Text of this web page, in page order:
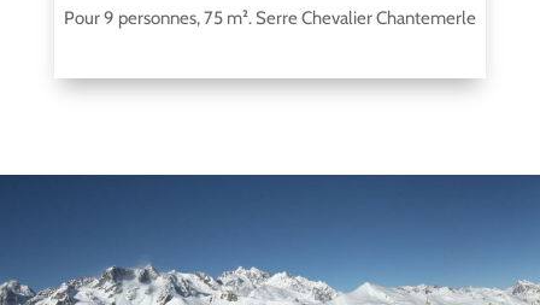
Pour 9 personnes, 75 m². Serre Chevalier Chantemerle